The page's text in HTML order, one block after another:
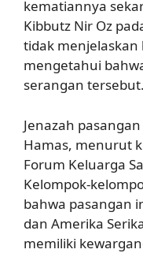
kematiannya
Kibbutz Nir Oz
tidak
mengetahui
serangan tersebut.
Jenazah
Hamas, menurut
Forum Keluarga
Kelompok-
bahwa pasangan
dan Amerika
memiliki